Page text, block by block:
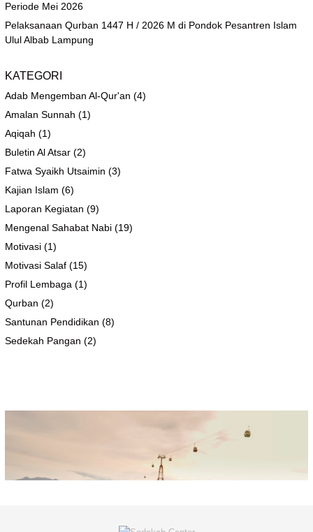
Periode Mei 2026
Pelaksanaan Qurban 1447 H / 2026 M di Pondok Pesantren Islam
Ulul Albab Lampung
KATEGORI
Adab Mengemban Al-Qur'an (4)
Amalan Sunnah (1)
Aqiqah (1)
Buletin Al Atsar (2)
Fatwa Syaikh Utsaimin (3)
Kajian Islam (6)
Laporan Kegiatan (9)
Mengenal Sahabat Nabi (19)
Motivasi (1)
Motivasi Salaf (15)
Profil Lembaga (1)
Qurban (2)
Santunan Pendidikan (8)
Sedekah Pangan (2)